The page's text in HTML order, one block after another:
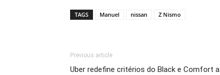
TAGS Manuel nissan Z Nismo
Previous article
Uber redefine critérios do Black e Comfort a